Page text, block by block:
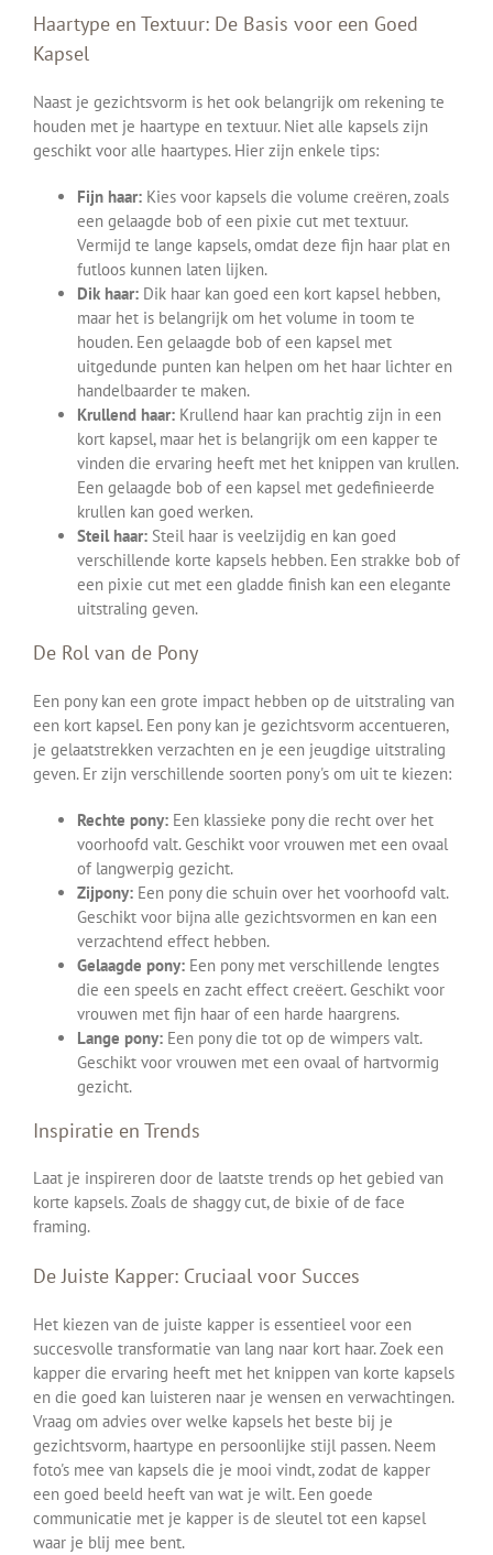
Haartype en Textuur: De Basis voor een Goed
Kapsel
Naast je gezichtsvorm is het ook belangrijk om rekening te
houden met je haartype en textuur. Niet alle kapsels zijn
geschikt voor alle haartypes. Hier zijn enkele tips:
Fijn haar: Kies voor kapsels die volume creëren, zoals
een gelaagde bob of een pixie cut met textuur.
Vermijd te lange kapsels, omdat deze fijn haar plat en
futloos kunnen laten lijken.
Dik haar: Dik haar kan goed een kort kapsel hebben,
maar het is belangrijk om het volume in toom te
houden. Een gelaagde bob of een kapsel met
uitgedunde punten kan helpen om het haar lichter en
handelbaarder te maken.
Krullend haar: Krullend haar kan prachtig zijn in een
kort kapsel, maar het is belangrijk om een kapper te
vinden die ervaring heeft met het knippen van krullen.
Een gelaagde bob of een kapsel met gedefinieerde
krullen kan goed werken.
Steil haar: Steil haar is veelzijdig en kan goed
verschillende korte kapsels hebben. Een strakke bob of
een pixie cut met een gladde finish kan een elegante
uitstraling geven.
De Rol van de Pony
Een pony kan een grote impact hebben op de uitstraling van
een kort kapsel. Een pony kan je gezichtsvorm accentueren,
je gelaatstrekken verzachten en je een jeugdige uitstraling
geven. Er zijn verschillende soorten pony's om uit te kiezen:
Rechte pony: Een klassieke pony die recht over het
voorhoofd valt. Geschikt voor vrouwen met een ovaal
of langwerpig gezicht.
Zijpony: Een pony die schuin over het voorhoofd valt.
Geschikt voor bijna alle gezichtsvormen en kan een
verzachtend effect hebben.
Gelaagde pony: Een pony met verschillende lengtes
die een speels en zacht effect creëert. Geschikt voor
vrouwen met fijn haar of een harde haargrens.
Lange pony: Een pony die tot op de wimpers valt.
Geschikt voor vrouwen met een ovaal of hartvormig
gezicht.
Inspiratie en Trends
Laat je inspireren door de laatste trends op het gebied van
korte kapsels. Zoals de shaggy cut, de bixie of de face
framing.
De Juiste Kapper: Cruciaal voor Succes
Het kiezen van de juiste kapper is essentieel voor een
succesvolle transformatie van lang naar kort haar. Zoek een
kapper die ervaring heeft met het knippen van korte kapsels
en die goed kan luisteren naar je wensen en verwachtingen.
Vraag om advies over welke kapsels het beste bij je
gezichtsvorm, haartype en persoonlijke stijl passen. Neem
foto's mee van kapsels die je mooi vindt, zodat de kapper
een goed beeld heeft van wat je wilt. Een goede
communicatie met je kapper is de sleutel tot een kapsel
waar je blij mee bent.